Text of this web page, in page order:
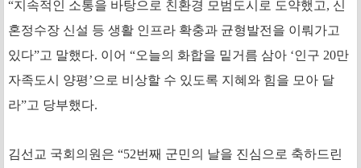
“지속적인 소통을 바탕으로 친환경 모범도시로 도약했고, 신
혼정수장 신설 등 생활 인프라 확충과 균형발전을 이뤄가고
있다”고 말했다. 이어 “오늘의 화합을 밑거름 삼아 ‘인구 20만
자족도시 양평’으로 비상할 수 있도록 지혜와 힘을 모아 달
라”고 당부했다.
김선교 국회의원은 “52번째 군민의 날을 진심으로 축하드린